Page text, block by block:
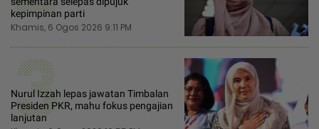
kepimpinan parti
Khamis, 6 Ogos 2026 9:11 PM
3
Nurul Izzah lepas jawatan Timbalan
Presiden PKR, mahu fokus pengajian
lanjutan